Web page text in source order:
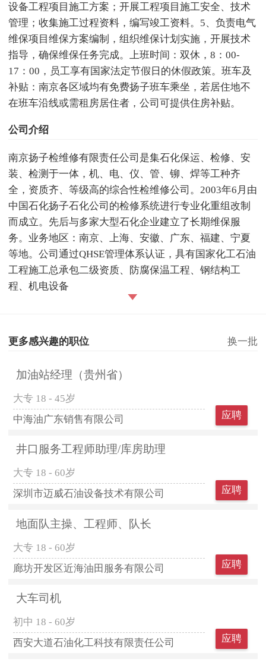
设备工程项目施工方案；开展工程项目施工安全、技术
管理；收集施工过程资料，编写竣工资料。5、负责电气
维保项目维保方案编制，组织维保计划实施，开展技术
指导，确保维保任务完成。上班时间：双休，8：00-
17：00，员工享有国家法定节假日的休假政策。班车及
补贴：南京各区域均有免费扬子班车乘坐，若居住地不
在班车沿线或需租房居住者，公司可提供住房补贴。
公司介绍
南京扬子检维修有限责任公司是集石化保运、检修、安
装、检测于一体，机、电、仪、管、铆、焊等工种齐
全，资质齐、等级高的综合性检维修公司。2003年6月由
中国石化扬子石化公司的检修系统进行专业化重组改制
而成立。先后与多家大型石化企业建立了长期维保服
务。业务地区：南京、上海、安徽、广东、福建、宁夏
等地。公司通过QHSE管理体系认证，具有国家化工石油
工程施工总承包二级资质、防腐保温工程、钢结构工
程、机电设备
更多感兴趣的职位 换一批
加油站经理（贵州省）
大专 18 - 45岁
中海油广东销售有限公司
应聘
井口服务工程师助理/库房助理
大专 18 - 60岁
深圳市迈威石油设备技术有限公司
应聘
地面队主操、工程师、队长
大专 18 - 60岁
廊坊开发区近海油田服务有限公司
应聘
大车司机
初中 18 - 60岁
西安大道石油化工科技有限责任公司
应聘